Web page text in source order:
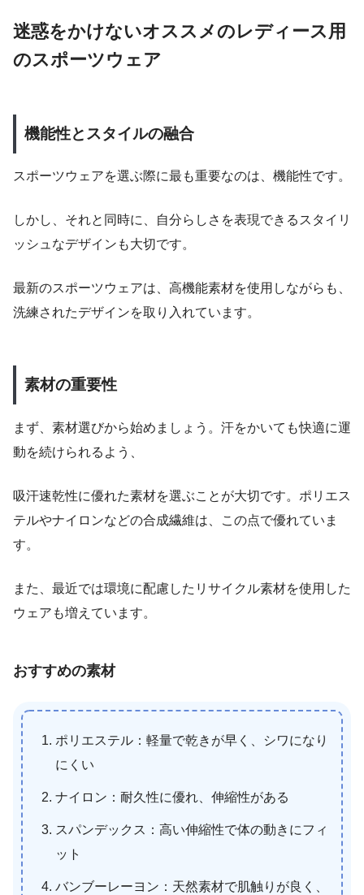
迷惑をかけないオススメのレディース用
のスポーツウェア
機能性とスタイルの融合
スポーツウェアを選ぶ際に最も重要なのは、機能性です。
しかし、それと同時に、自分らしさを表現できるスタイリ
ッシュなデザインも大切です。
最新のスポーツウェアは、高機能素材を使用しながらも、
洗練されたデザインを取り入れています。
素材の重要性
まず、素材選びから始めましょう。汗をかいても快適に運
動を続けられるよう、
吸汗速乾性に優れた素材を選ぶことが大切です。ポリエス
テルやナイロンなどの合成繊維は、この点で優れていま
す。
また、最近では環境に配慮したリサイクル素材を使用した
ウェアも増えています。
おすすめの素材
ポリエステル：軽量で乾きが早く、シワになり
にくい
ナイロン：耐久性に優れ、伸縮性がある
スパンデックス：高い伸縮性で体の動きにフィ
ット
バンブーレーヨン：天然素材で肌触りが良く、